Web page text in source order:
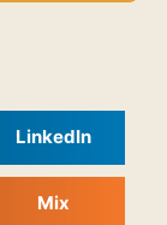
LinkedIn
Mix